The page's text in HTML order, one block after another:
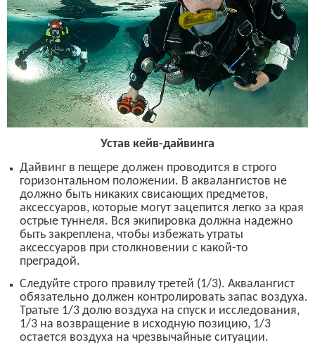
Устав кейв-дайвинга
Дайвинг в пещере должен проводится в строго
горизонтальном положении. В аквалангистов не
должно быть никаких свисающих предметов,
аксессуаров, которые могут зацепится легко за края
острые туннеля. Вся экипировка должна надежно
быть закреплена, чтобы избежать утраты
аксессуаров при столкновении с какой-то
преградой.
Следуйте строго правилу третей (1/3). Аквалангист
обязательно должен контролировать запас воздуха.
Тратьте 1/3 долю воздуха на спуск и исследования,
1/3 на возвращение в исходную позицию, 1/3
остается воздуха на чрезвычайные ситуации.